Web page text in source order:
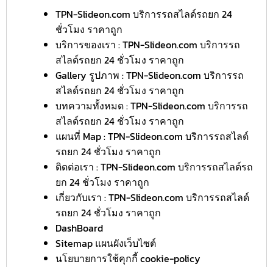
TPN-Slideon.com บริการรถสไลด์รถยก 24
ชั่วโมง ราคาถูก
บริการของเรา : TPN-Slideon.com บริการรถ
สไลด์รถยก 24 ชั่วโมง ราคาถูก
Gallery รูปภาพ : TPN-Slideon.com บริการรถ
สไลด์รถยก 24 ชั่วโมง ราคาถูก
บทความทั้งหมด : TPN-Slideon.com บริการรถ
สไลด์รถยก 24 ชั่วโมง ราคาถูก
แผนที่ Map : TPN-Slideon.com บริการรถสไลด์
รถยก 24 ชั่วโมง ราคาถูก
ติดต่อเรา : TPN-Slideon.com บริการรถสไลด์รถ
ยก 24 ชั่วโมง ราคาถูก
เกี่ยวกับเรา : TPN-Slideon.com บริการรถสไลด์
รถยก 24 ชั่วโมง ราคาถูก
DashBoard
Sitemap แผนผังเว็บไซต์
นโยบายการใช้คุกกี้ cookie-policy